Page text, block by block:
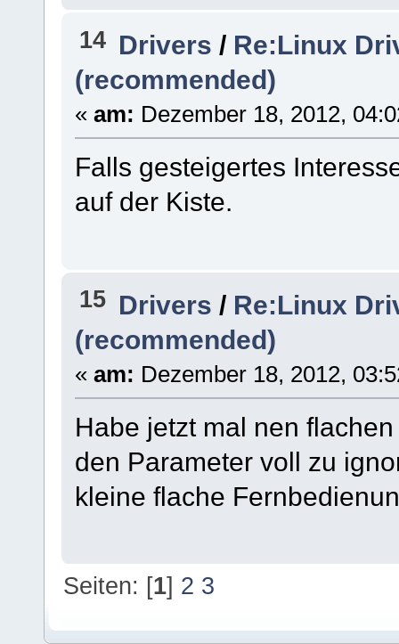
14 Drivers / Re:Linux
(recommended)
« am: Dezember 18, 2012,
Falls gesteigertes
auf der Kiste.
15 Drivers / Re:Linux
(recommended)
« am: Dezember 18, 2012,
Habe jetzt mal nen
den Parameter voll zu
kleine flache
Seiten: [1] 2 3